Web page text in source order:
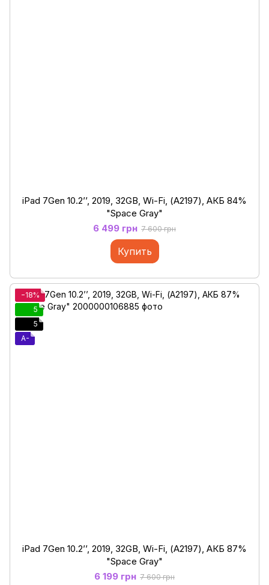
iPad 7Gen 10.2’’, 2019, 32GB, Wi-Fi, (А2197), АКБ 84%
"Space Gray"
6 499 грн 7 600 грн
Купить
−18%
5
5
A-
iPad 7Gen 10.2’’, 2019, 32GB, Wi-Fi, (А2197), АКБ 87%
"Space Gray"
6 199 грн 7 600 грн